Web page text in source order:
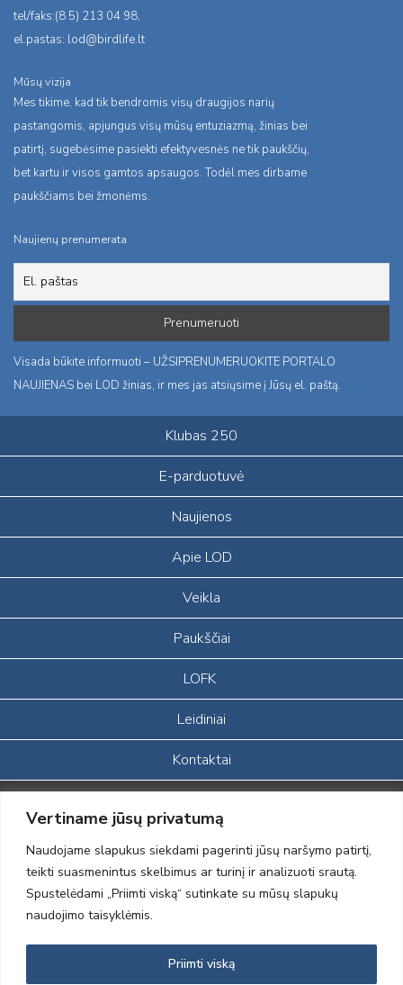
Vertiname jūsų privatumą
Naudojame slapukus siekdami pagerinti jūsų naršymo patirtį,
teikti suasmenintus skelbimus ar turinį ir analizuoti srautą.
Spustelėdami „Priimti viską“ sutinkate su mūsų slapukų
naudojimo taisyklėmis.
Priimti viską
tel/faks:(8 5) 213 04 98,
el.pastas: lod@birdlife.lt
Mūsų vizija
Mes tikime, kad tik bendromis visų draugijos narių
pastangomis, apjungus visų mūsų entuziazmą, žinias bei
patirtį, sugebėsime pasiekti efektyvesnės ne tik paukščių,
bet kartu ir visos gamtos apsaugos. Todėl mes dirbame
paukščiams bei žmonėms.
Naujienų prenumerata
Visada būkite informuoti – UŽSIPRENUMERUOKITE PORTALO
NAUJIENAS bei LOD žinias, ir mes jas atsiųsime į Jūsų el. paštą.
Klubas 250
E-parduotuvė
Naujienos
Apie LOD
Veikla
Paukščiai
LOFK
Leidiniai
Kontaktai
Portalas sukurtas įgyvendinant Lietuvos Respublikos, Europos
ekonominės erdvės ir Norvegijos finansinių mechanizmų iš dalies
finansuojamą paprojektį
„LOD visuomeninės /gamtosauginės veiklos sustiprinimas ir įvaizdžio
formavimas įtraukiant visuomenę į aplinkosauginių tyrimų veiklą“
(paprojekčio
įgyvendinimo sutarties numeris 2004-LT0008-NVO-1EEE/NOR-02-
2012 © Lietuvos Ornitologų Draugija © 2014, Visos teisės saugomos